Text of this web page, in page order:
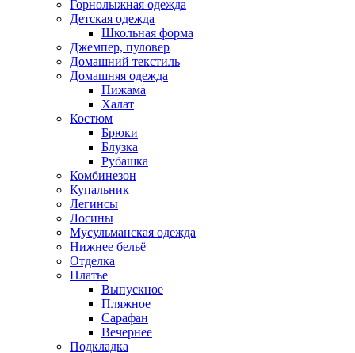
Горнолыжная одежда
Детская одежда
Школьная форма
Джемпер, пуловер
Домашний текстиль
Домашняя одежда
Пижама
Халат
Костюм
Брюки
Блузка
Рубашка
Комбинезон
Купальник
Легинсы
Лосины
Мусульманская одежда
Нижнее бельё
Отделка
Платье
Выпускное
Пляжное
Сарафан
Вечернее
Подкладка